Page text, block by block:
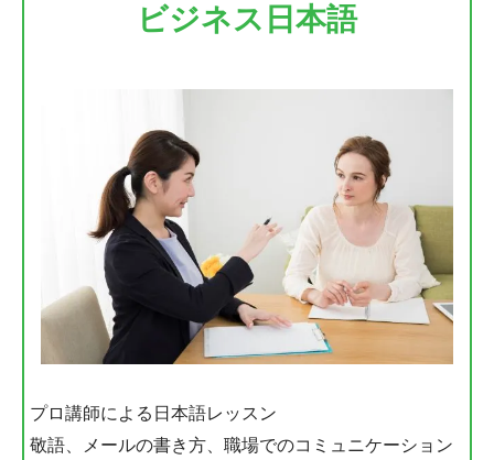
ビジネス日本語
プロ講師による日本語レッスン
敬語、メールの書き方、職場でのコミュニケーション